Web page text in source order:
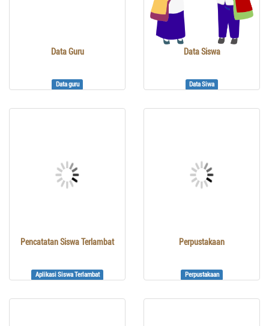
Data Guru
Data guru
Data Siswa
Data Siwa
Pencatatan Siswa Terlambat
Aplikasi Siswa Terlambat
Perpustakaan
Perpustakaan